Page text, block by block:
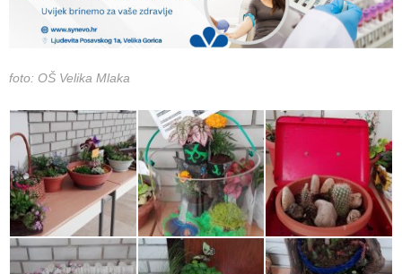
foto: OŠ Velika Mlaka